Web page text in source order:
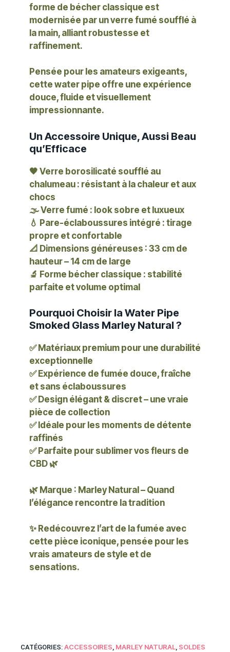
forme de bécher classique est
modernisée par un verre fumé soufflé à
la main, alliant robustesse et
raffinement.
Pensée pour les amateurs exigeants,
cette water pipe offre une expérience
douce, fluide et visuellement
impressionnante.
Un Accessoire Unique, Aussi Beau
qu’Efficace
🖤 Verre borosilicaté soufflé au
chalumeau : résistant à la chaleur et aux
chocs
🌫Verre fumé : look sobre et luxueux
💧 Pare-éclaboussures intégré : tirage
propre et confortable
📐 Dimensions généreuses : 33 cm de
hauteur – 14 cm de large
🔬 Forme bécher classique : stabilité
parfaite et volume optimal
Pourquoi Choisir la Water Pipe
Smoked Glass Marley Natural ?
✅ Matériaux premium pour une durabilité
exceptionnelle
✅ Expérience de fumée douce, fraîche
et sans éclaboussures
✅ Design élégant & discret – une vraie
pièce de collection
✅ Idéale pour les moments de détente
raffinés
✅ Parfaite pour sublimer vos fleurs de
CBD 🌿
🌿 Marque : Marley Natural – Quand
l’élégance rencontre la tradition
✨ Redécouvrez l’art de la fumée avec
cette pièce iconique, pensée pour les
vrais amateurs de style et de
sensations.
CATÉGORIES: ACCESSOIRES MARLEY NATURAL SOLDES